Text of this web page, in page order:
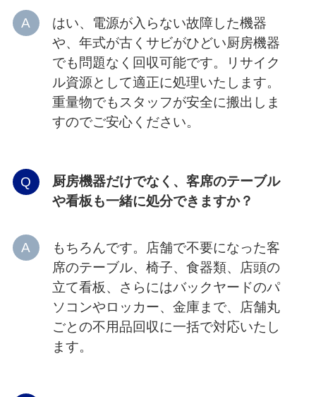
はい、電源が入らない故障した機器
や、年式が古くサビがひどい厨房機器
でも問題なく回収可能です。リサイク
ル資源として適正に処理いたします。
重量物でもスタッフが安全に搬出しま
すのでご安心ください。
厨房機器だけでなく、客席のテーブル
や看板も一緒に処分できますか？
もちろんです。店舗で不要になった客
席のテーブル、椅子、食器類、店頭の
立て看板、さらにはバックヤードのパ
ソコンやロッカー、金庫まで、店舗丸
ごとの不用品回収に一括で対応いたし
ます。